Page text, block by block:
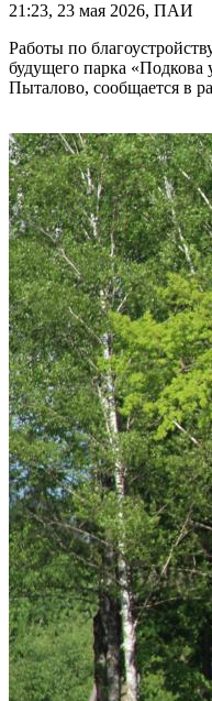
21:23, 23 мая 2026, ПАИ
Работы по
будущего парка «Подкова
Пыталово, сообщается в